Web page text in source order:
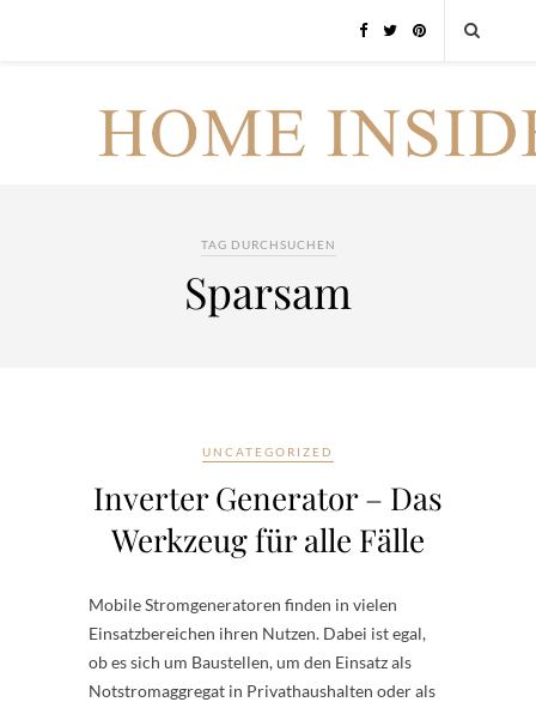
TAG DURCHSUCHEN
Sparsam
UNCATEGORIZED
Inverter Generator – Das
Werkzeug für alle Fälle
Mobile Stromgeneratoren finden in vielen
Einsatzbereichen ihren Nutzen. Dabei ist egal,
ob es sich um Baustellen, um den Einsatz als
Notstromaggregat in Privathaushalten oder als